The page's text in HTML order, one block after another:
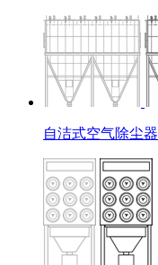
自洁式空气除尘器